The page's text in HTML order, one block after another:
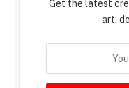
Get the latest
art,